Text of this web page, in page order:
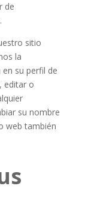
de
sitio
la
su perfil de
editar o
su nombre
web también